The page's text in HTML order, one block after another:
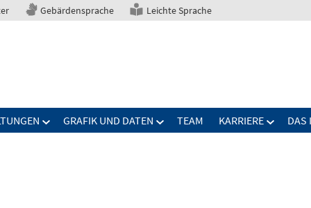
Gebärdensprache Leichte Sprache
GRAFIK UND DATEN TEAM KARRIERE DAS